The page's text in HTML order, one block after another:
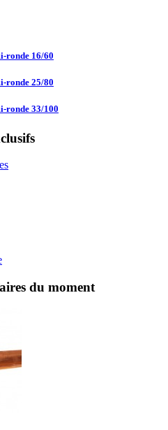
ronde 16/60
ronde 25/80
ronde 33/100
du moment